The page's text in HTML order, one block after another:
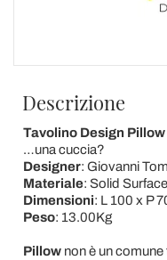
Descrizione
Tavolino Design Pillow
…una cuccia?
Designer: Giovanni
Materiale: Solid
Dimensioni: L 100 x P
Peso: 13.00Kg
Pillownon è un comune